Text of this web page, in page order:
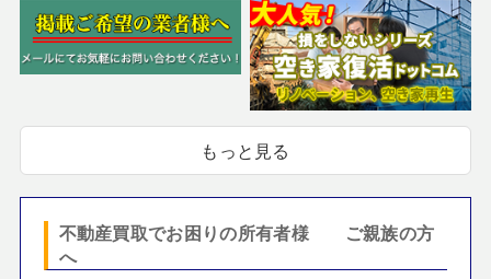
もっと見る
不動産買取でお困りの所有者様 ご親族の方
へ